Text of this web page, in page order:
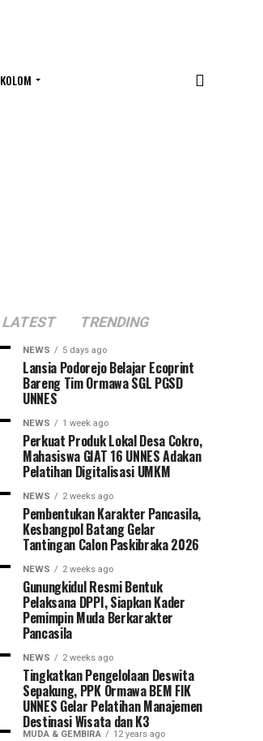
KOLOM
LATEST TRENDING
NEWS 5 days ago
Lansia Podorejo Belajar Ecoprint
Bareng Tim Ormawa SGL PGSD
UNNES
NEWS 1 week ago
Perkuat Produk Lokal Desa Cokro,
Mahasiswa GIAT 16 UNNES Adakan
Pelatihan Digitalisasi UMKM
NEWS 2 weeks ago
Pembentukan Karakter Pancasila,
Kesbangpol Batang Gelar
Tantingan Calon Paskibraka 2026
NEWS 2 weeks ago
Gunungkidul Resmi Bentuk
Pelaksana DPPI, Siapkan Kader
Pemimpin Muda Berkarakter
Pancasila
NEWS 2 weeks ago
Tingkatkan Pengelolaan Deswita
Sepakung, PPK Ormawa BEM FIK
UNNES Gelar Pelatihan Manajemen
Destinasi Wisata dan K3
MUDA & GEMBIRA 12 years ago